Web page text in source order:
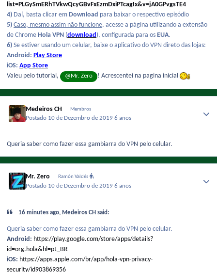
list=PLGySmERhTVkwQcyGBvFxEzmDxiPTcagIx&v=jA0GPvgsTE4
4) Daí, basta clicar em Download para baixar o respectivo episódio
5) Caso, mesmo assim não funcione, acesse a página utilizando a extensão
de Chrome Hola VPN (download), configurada para os EUA.
6) Se estiver usando um celular, baixe o aplicativo do VPN direto das lojas:
Android: Play Store
iOS: App Store
Valeu pelo tutorial,
@Mr. Zero ! Acrescentei na pagina inicial
Medeiros CH Membros
Postado 10 de Dezembro de 20196 anos
Queria saber como fazer essa gambiarra do VPN pelo celular.
Mr. Zero Ramón Valdés
Postado 10 de Dezembro de 20196 anos
16 minutes ago, Medeiros CH said:
Queria saber como fazer essa gambiarra do VPN pelo celular.
Android: https://play.google.com/store/apps/details?
id=org.hola&hl=pt_BR
iOS: https://apps.apple.com/br/app/hola-vpn-privacy-
security/id903869356